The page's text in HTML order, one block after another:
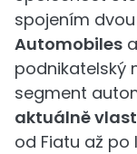
spojením
Automobiles a
podnikatelský
segment
aktuálně
od Fiatu až po